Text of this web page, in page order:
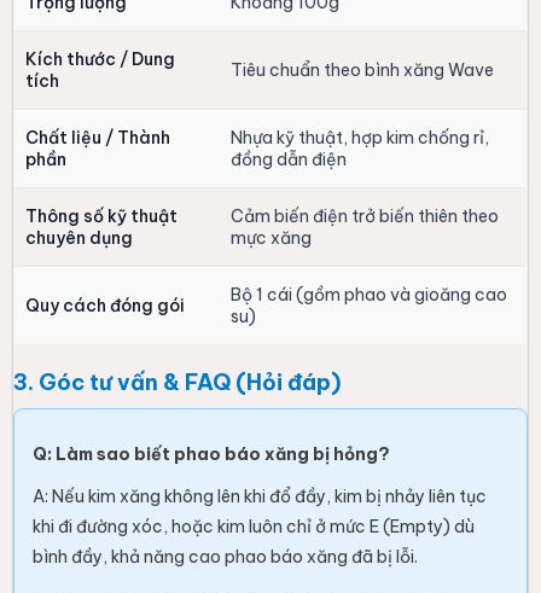
Kích thước / Dung
tích
Tiêu chuẩn theo bình xăng Wave
Chất liệu / Thành
phần
Nhựa kỹ thuật, hợp kim chống rỉ,
đồng dẫn điện
Thông số kỹ thuật
chuyên dụng
Cảm biến điện trở biến thiên theo
mực xăng
Quy cách đóng gói
Bộ 1 cái (gồm phao và gioăng cao
su)
3. Góc tư vấn & FAQ (Hỏi đáp)
Q: Làm sao biết phao báo xăng bị hỏng?
A: Nếu kim xăng không lên khi đổ đầy, kim bị nhảy liên tục
khi đi đường xóc, hoặc kim luôn chỉ ở mức E (Empty) dù
bình đầy, khả năng cao phao báo xăng đã bị lỗi.